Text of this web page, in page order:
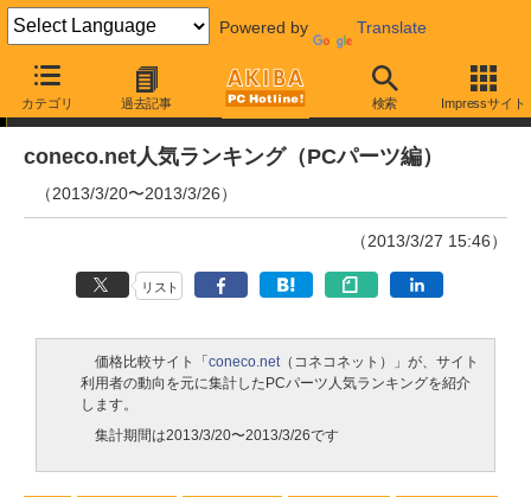
Powered by Translate
カテゴリ 過去記事 検索 Impressサイト
ランキング
coneco.net人気ランキング（PCパーツ編）
（2013/3/20〜2013/3/26）
（2013/3/27 15:46）
リスト
価格比較サイト「 coneco.net（コネコネット）」が、サイト
利用者の動向を元に集計したPCパーツ人気ランキングを紹介
します。
集計期間は2013/3/20〜2013/3/26です